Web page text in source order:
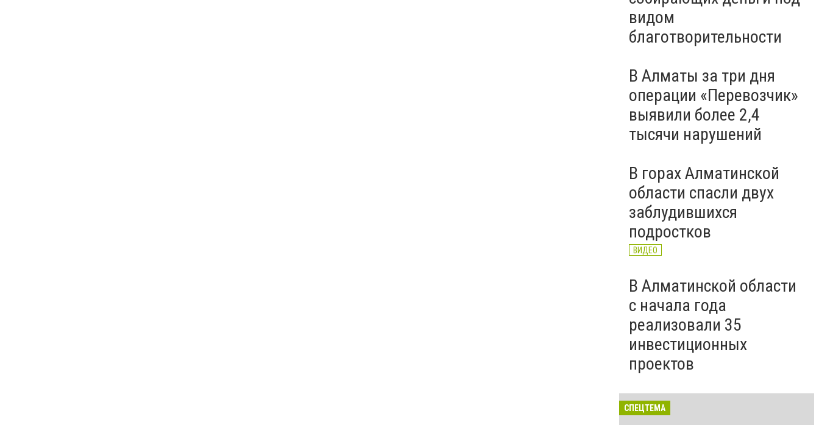
видом
благотворительности
В Алматы за три дня
операции «Перевозчик»
выявили более 2,4
тысячи нарушений
В горах Алматинской
области спасли двух
заблудившихся
подростков
ВИДЕО
В Алматинской области
с начала года
реализовали 35
инвестиционных
проектов
СПЕЦТЕМА